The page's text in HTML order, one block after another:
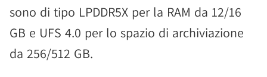
sono di tipo LPDDR5X per la RAM da 12/16
GB e UFS 4.0 per lo spazio di archiviazione
da 256/512 GB.